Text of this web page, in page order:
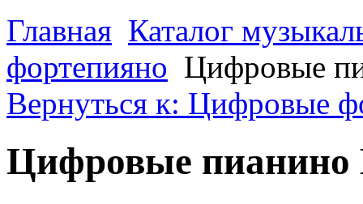
Главная Каталог
фортепияно Цифровые
Вернуться к: Цифровые
Цифровые пианино